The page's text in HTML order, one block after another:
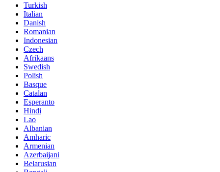
Turkish
Italian
Danish
Romanian
Indonesian
Czech
Afrikaans
Swedish
Polish
Basque
Catalan
Esperanto
Hindi
Lao
Albanian
Amharic
Armenian
Azerbaijani
Belarusian